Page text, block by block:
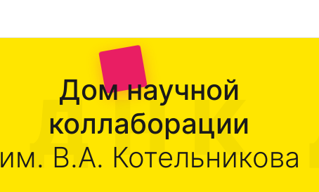
Дом научной
коллаборации
им. В.А. Котельникова